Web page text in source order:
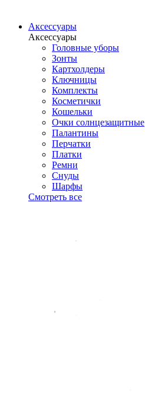
Аксессуары
Аксессуары
Головные уборы
Зонты
Картхолдеры
Ключницы
Комплекты
Косметички
Кошельки
Очки солнцезащитные
Палантины
Перчатки
Платки
Ремни
Снуды
Шарфы
Смотреть все